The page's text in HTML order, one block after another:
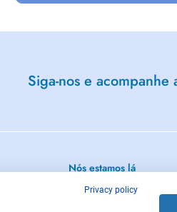
Siga-nos e acompanhe
Nós estamos lá
Luxemburgo
Privacy policy